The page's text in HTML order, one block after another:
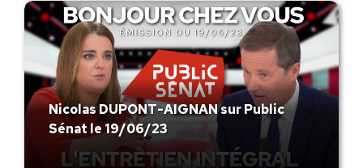
Nicolas DUPONT-AIGNAN sur Public
Sénat le 19/06/23